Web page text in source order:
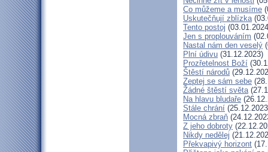
Co můžeme a musíme
Uskutečňují zblízka
Tento postoj
Jen s proplouváním
Nastal nám den veselý
Plní údivu (31.12.2023)
Prozřetelnost Boží
Štěstí národů
Zeptej se sám sebe
Žádné štěstí světa
Na hlavu bludaře
Stále chrání
Mocná zbraň
Z jeho dobroty
Nikdy nedělej
Překvapivý horizont